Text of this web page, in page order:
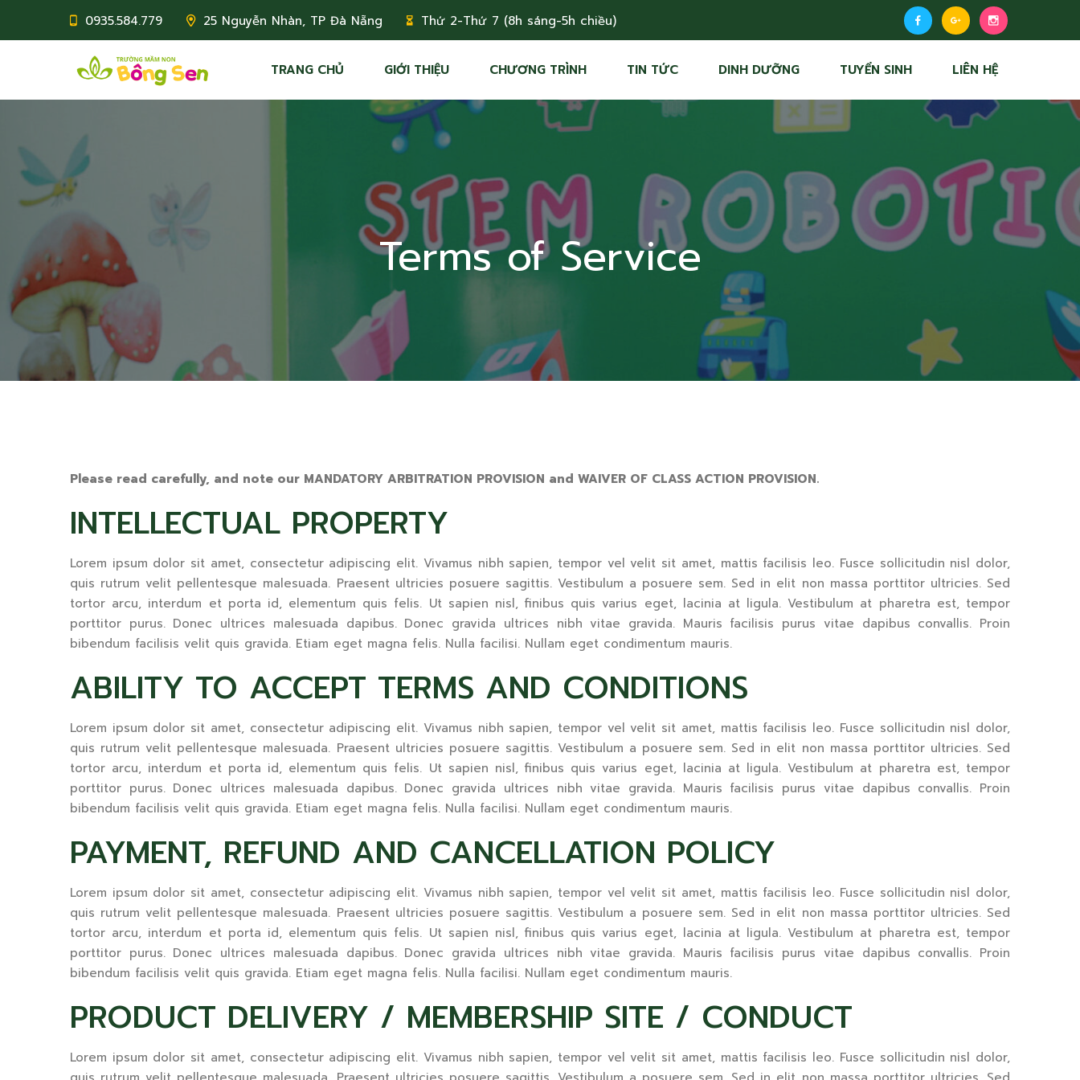
0935.584.779 25 Nguyễn Nhàn, TP Đà Nẵng Thứ 2-Thứ 7 (8h sáng-5h chiều)
TRANG CHỦ GIỚI THIỆU CHƯƠNG TRÌNH TIN TỨC DINH DƯỠNG TUYỂN SINH LIÊN HỆ
Terms of Service
Please read carefully, and note our MANDATORY ARBITRATION PROVISION and WAIVER OF CLASS ACTION PROVISION.
INTELLECTUAL PROPERTY
Lorem ipsum dolor sit amet, consectetur adipiscing elit. Vivamus nibh sapien, tempor vel velit sit amet, mattis facilisis leo. Fusce sollicitudin nisl dolor,
quis rutrum velit pellentesque malesuada. Praesent ultricies posuere sagittis. Vestibulum a posuere sem. Sed in elit non massa porttitor ultricies. Sed
tortor arcu, interdum et porta id, elementum quis felis. Ut sapien nisl, finibus quis varius eget, lacinia at ligula. Vestibulum at pharetra est, tempor
porttitor purus. Donec ultrices malesuada dapibus. Donec gravida ultrices nibh vitae gravida. Mauris facilisis purus vitae dapibus convallis. Proin
bibendum facilisis velit quis gravida. Etiam eget magna felis. Nulla facilisi. Nullam eget condimentum mauris.
ABILITY TO ACCEPT TERMS AND CONDITIONS
Lorem ipsum dolor sit amet, consectetur adipiscing elit. Vivamus nibh sapien, tempor vel velit sit amet, mattis facilisis leo. Fusce sollicitudin nisl dolor,
quis rutrum velit pellentesque malesuada. Praesent ultricies posuere sagittis. Vestibulum a posuere sem. Sed in elit non massa porttitor ultricies. Sed
tortor arcu, interdum et porta id, elementum quis felis. Ut sapien nisl, finibus quis varius eget, lacinia at ligula. Vestibulum at pharetra est, tempor
porttitor purus. Donec ultrices malesuada dapibus. Donec gravida ultrices nibh vitae gravida. Mauris facilisis purus vitae dapibus convallis. Proin
bibendum facilisis velit quis gravida. Etiam eget magna felis. Nulla facilisi. Nullam eget condimentum mauris.
PAYMENT, REFUND AND CANCELLATION POLICY
Lorem ipsum dolor sit amet, consectetur adipiscing elit. Vivamus nibh sapien, tempor vel velit sit amet, mattis facilisis leo. Fusce sollicitudin nisl dolor,
quis rutrum velit pellentesque malesuada. Praesent ultricies posuere sagittis. Vestibulum a posuere sem. Sed in elit non massa porttitor ultricies. Sed
tortor arcu, interdum et porta id, elementum quis felis. Ut sapien nisl, finibus quis varius eget, lacinia at ligula. Vestibulum at pharetra est, tempor
porttitor purus. Donec ultrices malesuada dapibus. Donec gravida ultrices nibh vitae gravida. Mauris facilisis purus vitae dapibus convallis. Proin
bibendum facilisis velit quis gravida. Etiam eget magna felis. Nulla facilisi. Nullam eget condimentum mauris.
PRODUCT DELIVERY / MEMBERSHIP SITE / CONDUCT
Lorem ipsum dolor sit amet, consectetur adipiscing elit. Vivamus nibh sapien, tempor vel velit sit amet, mattis facilisis leo. Fusce sollicitudin nisl dolor,